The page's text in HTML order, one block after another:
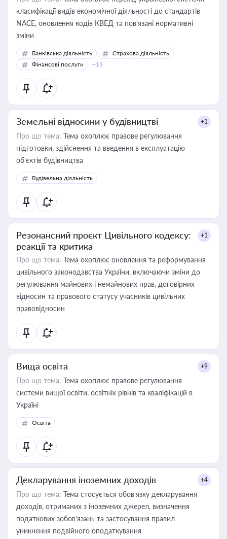
класифікації видів економічної діяльності до стандартів
NACE, оновлення кодів КВЕД та пов'язані нормативні
зміни
Банківська діяльність
Страхова діяльність
Фінансові послуги
+13
Земельні відносини у будівництві +1
Про що тема: Тема охоплює правове регулювання
підготовки, здійснення та введення в експлуатацію
об’єктів будівництва
Будівельна діяльність
Резонансний проєкт Цивільного кодексу:
реакції та критика
+1
Про що тема: Тема охоплює оновлення та реформування
цивільного законодавства України, включаючи зміни до
регулювання майнових і немайнових прав, договірних
відносин та правового статусу учасників цивільних
правовідносин
Вища освіта +9
Про що тема: Тема охоплює правове регулювання
системи вищої освіти, освітніх рівнів та кваліфікацій в
Україні
Освіта
Декларування іноземних доходів +4
Про що тема: Тема стосується обов’язку декларування
доходів, отриманих з іноземних джерел, визначення
податкових зобов’язань та застосування правил
уникнення подвійного оподаткування